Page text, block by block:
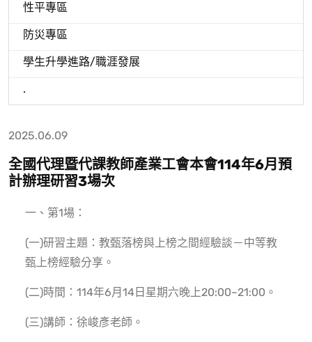
性平專區
防災專區
學生升學進路/職涯發展
.
2025.06.09
全國代理暨代課教師產業工會本會114年6月預
計辦理研習3場次
一、第1場：
(一)研習主題：教甄落榜與上榜之間經驗談－中等教
甄上榜經驗分享。
(二)時間：114年6月14日星期六晚上20:00~21:00。
(三)講師：徐峻彥老師。